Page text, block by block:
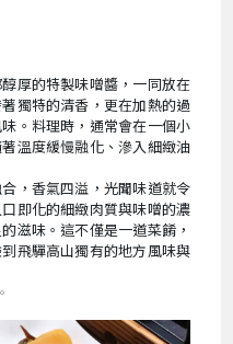
厚的特製味噌醬，一同放在
獨特的清香，更在加熱的過
。料理時，通常會在一個小
溫度緩慢融化、滲入細緻油
，香氣四溢，光聞味道就令
即化的細緻肉質與味噌的濃
滋味。這不僅是一道菜餚，
飛驒高山獨有的地方風味與